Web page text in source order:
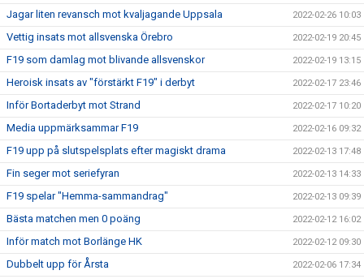
Jagar liten revansch mot kvaljagande Uppsala 2022-02-26 10:03
Vettig insats mot allsvenska Örebro 2022-02-19 20:45
F19 som damlag mot blivande allsvenskor 2022-02-19 13:15
Heroisk insats av "förstärkt F19" i derbyt 2022-02-17 23:46
Inför Bortaderbyt mot Strand 2022-02-17 10:20
Media uppmärksammar F19 2022-02-16 09:32
F19 upp på slutspelsplats efter magiskt drama 2022-02-13 17:48
Fin seger mot seriefyran 2022-02-13 14:33
F19 spelar "Hemma-sammandrag" 2022-02-13 09:39
Bästa matchen men 0 poäng 2022-02-12 16:02
Inför match mot Borlänge HK 2022-02-12 09:30
Dubbelt upp för Årsta 2022-02-06 17:34